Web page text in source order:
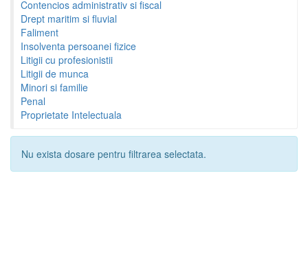
Contencios administrativ si fiscal
Drept maritim si fluvial
Faliment
Insolventa persoanei fizice
Litigii cu profesionistii
Litigii de munca
Minori si familie
Penal
Proprietate Intelectuala
Nu exista dosare pentru filtrarea selectata.